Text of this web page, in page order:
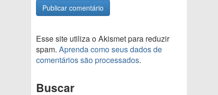
Esse site utiliza o Akismet para reduzir
spam. Aprenda como seus dados de
comentários são processados.
Buscar